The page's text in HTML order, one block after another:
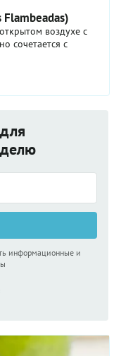
воздухе с
сочетается с
информационные и